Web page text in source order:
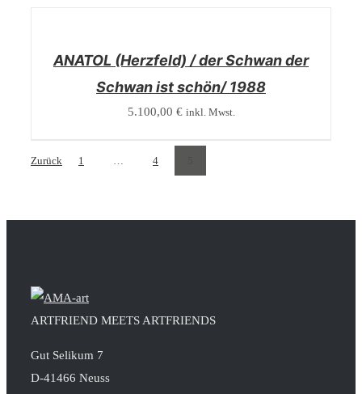
ANATOL (Herzfeld) / der Schwan der
Schwan ist schön/ 1988
5.100,00 € inkl. Mwst.
Zurück 1 … 4
ARTFRIEND MEETS ARTFRIENDS
Gut Selikum 7
D-41466 Neuss